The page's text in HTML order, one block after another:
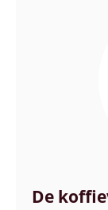
De